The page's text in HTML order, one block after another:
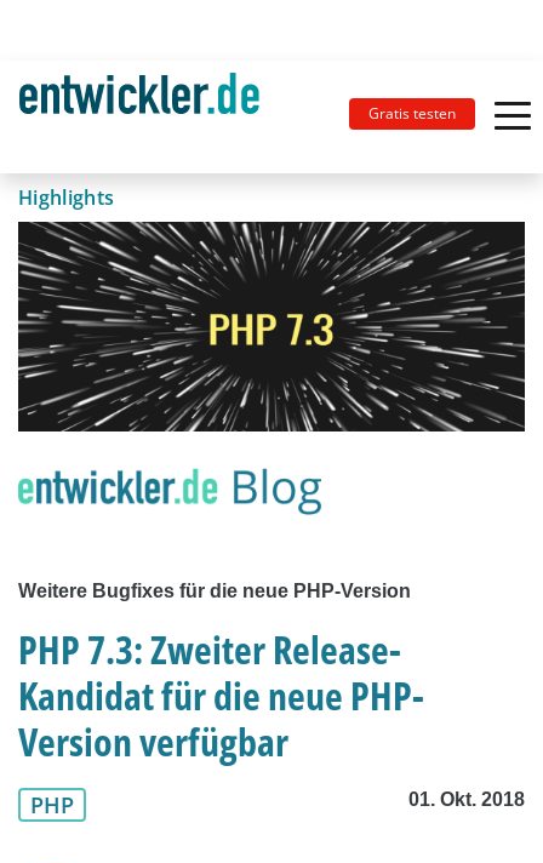
Gratis testen
Highlights
Weitere Bugfixes für die neue PHP-Version
PHP 7.3: Zweiter Release-
Kandidat für die neue PHP-
Version verfügbar
PHP 01. Okt. 2018